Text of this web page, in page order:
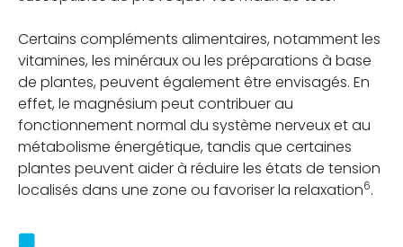
Certains compléments alimentaires, notamment les
vitamines, les minéraux ou les préparations à base
de plantes, peuvent également être envisagés. En
effet, le magnésium peut contribuer au
fonctionnement normal du système nerveux et au
métabolisme énergétique, tandis que certaines
plantes peuvent aider à réduire les états de tension
localisés dans une zone ou favoriser la relaxation6.